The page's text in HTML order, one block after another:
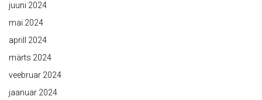
juuni 2024
mai 2024
aprill 2024
märts 2024
veebruar 2024
jaanuar 2024